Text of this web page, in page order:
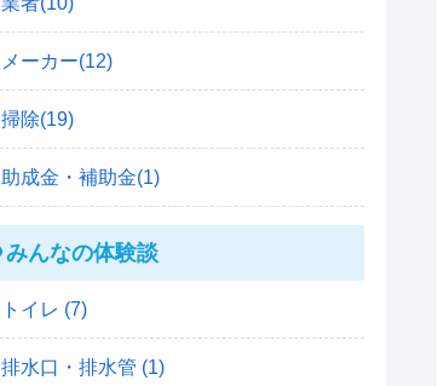
メーカー(12)
掃除(19)
助成金・補助金(1)
みんなの体験談
トイレ (7)
排水口・排水管 (1)